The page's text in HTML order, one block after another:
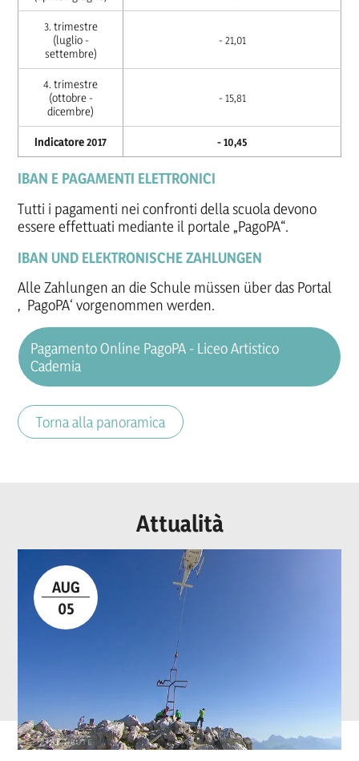
3. trimestre
(luglio -
settembre)
- 21,01
4. trimestre
(ottobre -
dicembre)
- 15,81
Indicatore 2017 - 10,45
IBAN E PAGAMENTI ELETTRONICI
Tutti i pagamenti nei confronti della scuola devono
essere effettuati mediante il portale „PagoPA“.
IBAN UND ELEKTRONISCHE ZAHLUNGEN
Alle Zahlungen an die Schule müssen über das Portal
‚PagoPA‘ vorgenommen werden.
Pagamento Online PagoPA - Liceo Artistico
Cademia
Torna alla panoramica
Attualità
AUG
05